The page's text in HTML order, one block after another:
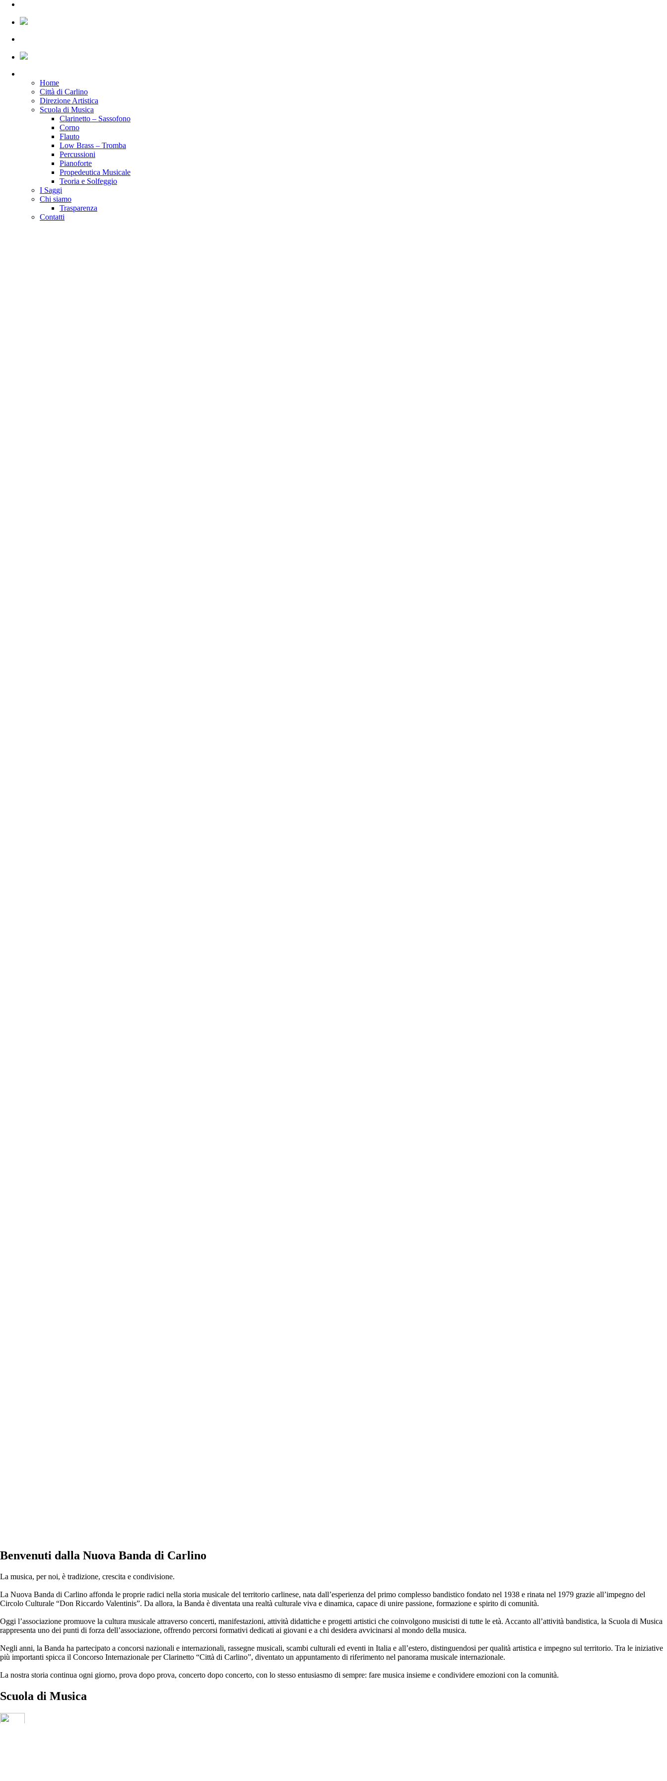
Home
Città di Carlino
Direzione Artistica
Scuola di Musica
Clarinetto – Sassofono
Corno
Flauto
Low Brass – Tromba
Percussioni
Pianoforte
Propedeutica Musicale
Teoria e Solfeggio
I Saggi
Chi siamo
Trasparenza
Contatti
Benvenuti dalla Nuova Banda di Carlino
La musica, per noi, è tradizione, crescita e condivisione.
La Nuova Banda di Carlino affonda le proprie radici nella storia musicale del territorio carlinese, nata dall’esperienza del primo complesso bandistico fondato nel 1938 e rinata nel 1979 grazie all’impegno del
Circolo Culturale “Don Riccardo Valentinis”. Da allora, la Banda è diventata una realtà culturale viva e dinamica, capace di unire passione, formazione e spirito di comunità.
Oggi l’associazione promuove la cultura musicale attraverso concerti, manifestazioni, attività didattiche e progetti artistici che coinvolgono musicisti di tutte le età. Accanto all’attività bandistica, la Scuola di Musica
rappresenta uno dei punti di forza dell’associazione, offrendo percorsi formativi dedicati ai giovani e a chi desidera avvicinarsi al mondo della musica.
Negli anni, la Banda ha partecipato a concorsi nazionali e internazionali, rassegne musicali, scambi culturali ed eventi in Italia e all’estero, distinguendosi per qualità artistica e impegno sul territorio. Tra le iniziative
più importanti spicca il Concorso Internazionale per Clarinetto “Città di Carlino”, diventato un appuntamento di riferimento nel panorama musicale internazionale.
La nostra storia continua ogni giorno, prova dopo prova, concerto dopo concerto, con lo stesso entusiasmo di sempre: fare musica insieme e condividere emozioni con la comunità.
Scuola di Musica